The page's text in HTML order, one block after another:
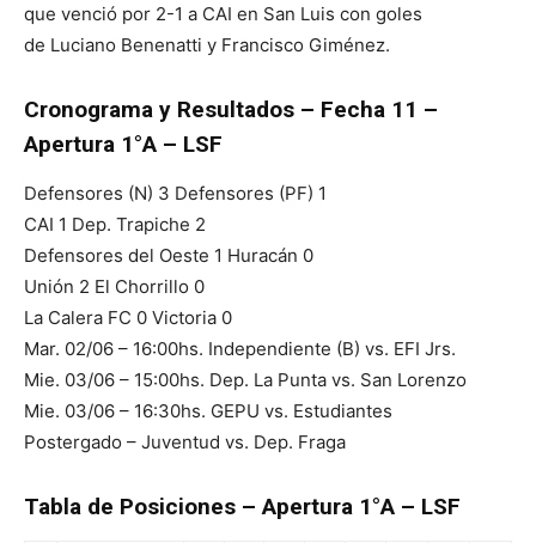
que venció por 2-1 a CAI en San Luis con goles
de Luciano Benenatti y Francisco Giménez.
Cronograma y Resultados – Fecha 11 –
Apertura 1°A – LSF
Defensores (N) 3 Defensores (PF) 1
CAI 1 Dep. Trapiche 2
Defensores del Oeste 1 Huracán 0
Unión 2 El Chorrillo 0
La Calera FC 0 Victoria 0
Mar. 02/06 – 16:00hs. Independiente (B) vs. EFI Jrs.
Mie. 03/06 – 15:00hs. Dep. La Punta vs. San Lorenzo
Mie. 03/06 – 16:30hs. GEPU vs. Estudiantes
Postergado – Juventud vs. Dep. Fraga
Tabla de Posiciones – Apertura 1°A – LSF